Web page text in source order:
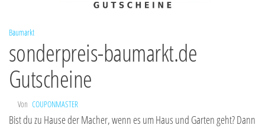
Baumarkt
sonderpreis-baumarkt.de
Gutscheine
Von COUPONMASTER
Bist du zu Hause der Macher, wenn es um Haus und Garten geht? Dann